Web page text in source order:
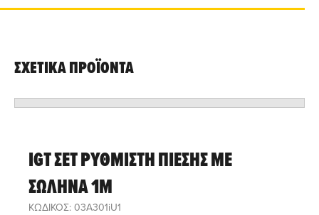
ΣΧΕΤΙΚΑ ΠΡΟΪΟΝΤΑ
IGT ΣΕΤ ΡΥΘΜΙΣΤΗ ΠΙΕΣΗΣ ΜΕ
ΣΩΛΗΝΑ 1M
ΚΩΔΙΚΟΣ: 03A301iU1